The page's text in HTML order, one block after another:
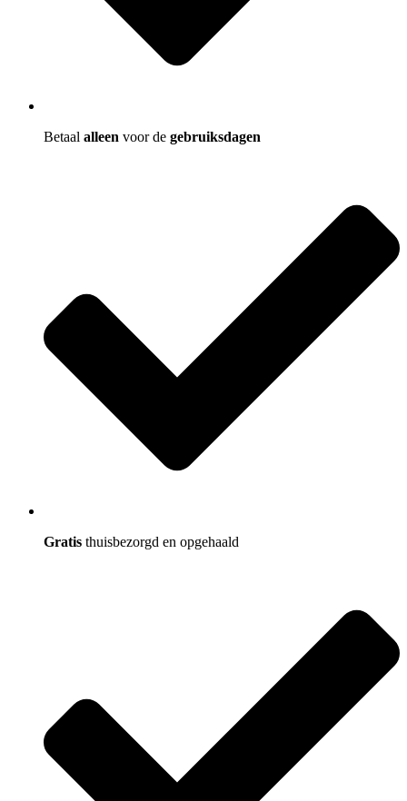
Betaal alleen voor de gebruiksdagen
Gratis thuisbezorgd en opgehaald